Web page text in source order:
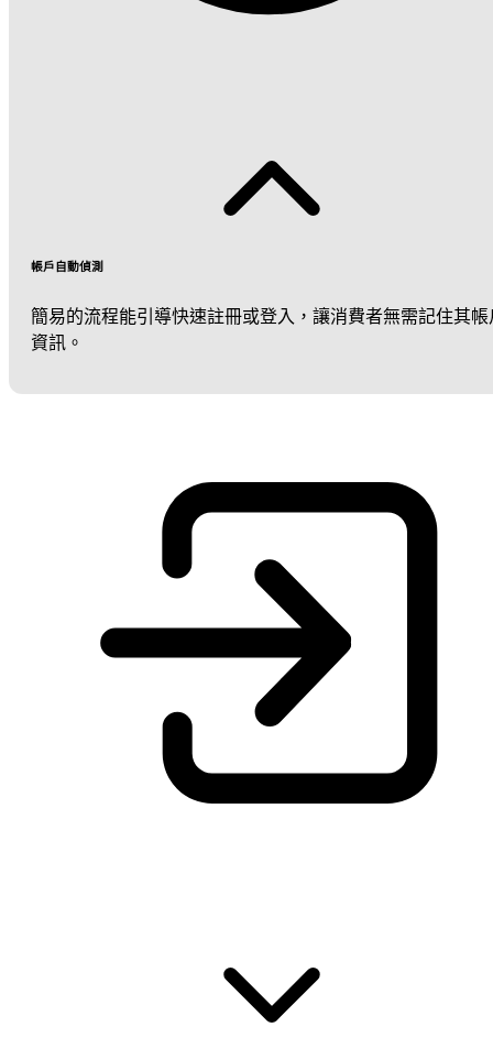
帳戶自動偵測
簡易的流程能引導快速註冊或登入，讓消費者無需記住其帳
資訊。